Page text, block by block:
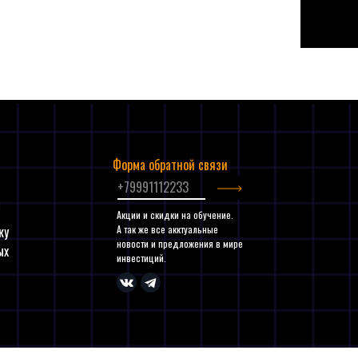
Акции и скидки на обучение.
А так же все акктуальные
новости и предложения в мире
инвестиций.
Форма обратной связи